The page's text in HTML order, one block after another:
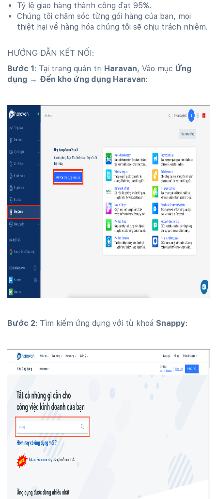
Tỷ lệ giao hàng thành công đạt 95%.
Chúng tôi chăm sóc từng gói hàng của bạn, mọi
thiệt hại về hàng hóa chúng tôi sẽ chịu trách nhiệm.
HƯỚNG DẪN KẾT NỐI:
Bước 1: Tại trang quản trị Haravan, Vào mục Ứng
dụng → Đến kho ứng dụng Haravan:
Bước 2: Tìm kiếm ứng dụng với từ khoá Snappy: